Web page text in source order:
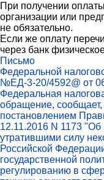
При получении
организации или
не обязательно.
Если же оплату
через банк
Письмо
Федеральной
№ЕД-3-20/4592@ от
Федеральная
обращение, сообщает,
постановлением
12.11.2016 N 1173
утратившими силу
Российской
государственной
регулированию в